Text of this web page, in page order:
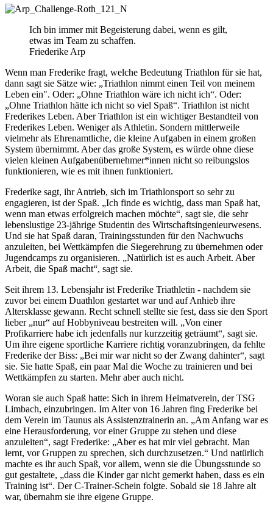
Ich bin immer mit Begeisterung dabei, wenn es gilt,
etwas im Team zu schaffen.
Friederike Arp
Wenn man Frederike fragt, welche Bedeutung Triathlon für sie hat,
dann sagt sie Sätze wie: „Triathlon nimmt einen Teil von meinem
Leben ein". Oder: „Ohne Triathlon wäre ich nicht ich“. Oder:
„Ohne Triathlon hätte ich nicht so viel Spaß“. Triathlon ist nicht
Frederikes Leben. Aber Triathlon ist ein wichtiger Bestandteil von
Frederikes Leben. Weniger als Athletin. Sondern mittlerweile
vielmehr als Ehrenamtliche, die kleine Aufgaben in einem großen
System übernimmt. Aber das große System, es würde ohne diese
vielen kleinen Aufgabenübernehmer*innen nicht so reibungslos
funktionieren, wie es mit ihnen funktioniert.
Frederike sagt, ihr Antrieb, sich im Triathlonsport so sehr zu
engagieren, ist der Spaß. „Ich finde es wichtig, dass man Spaß hat,
wenn man etwas erfolgreich machen möchte“, sagt sie, die sehr
lebenslustige 23-jährige Studentin des Wirtschaftsingenieurwesens.
Und sie hat Spaß daran, Trainingsstunden für den Nachwuchs
anzuleiten, bei Wettkämpfen die Siegerehrung zu übernehmen oder
Jugendcamps zu organisieren. „Natürlich ist es auch Arbeit. Aber
Arbeit, die Spaß macht“, sagt sie.
Seit ihrem 13. Lebensjahr ist Frederike Triathletin - nachdem sie
zuvor bei einem Duathlon gestartet war und auf Anhieb ihre
Altersklasse gewann. Recht schnell stellte sie fest, dass sie den Sport
lieber „nur“ auf Hobbyniveau bestreiten will. „Von einer
Profikarriere habe ich jedenfalls nur kurzzeitig geträumt“, sagt sie.
Um ihre eigene sportliche Karriere richtig voranzubringen, da fehlte
Frederike der Biss: „Bei mir war nicht so der Zwang dahinter“, sagt
sie. Sie hatte Spaß, ein paar Mal die Woche zu trainieren und bei
Wettkämpfen zu starten. Mehr aber auch nicht.
Woran sie auch Spaß hatte: Sich in ihrem Heimatverein, der TSG
Limbach, einzubringen. Im Alter von 16 Jahren fing Frederike bei
dem Verein im Taunus als Assistenztrainerin an. „Am Anfang war es
eine Herausforderung, vor einer Gruppe zu stehen und diese
anzuleiten“, sagt Frederike: „Aber es hat mir viel gebracht. Man
lernt, vor Gruppen zu sprechen, sich durchzusetzen.“ Und natürlich
machte es ihr auch Spaß, vor allem, wenn sie die Übungsstunde so
gut gestaltete, „dass die Kinder gar nicht gemerkt haben, dass es ein
Training ist“. Der C-Trainer-Schein folgte. Sobald sie 18 Jahre alt
war, übernahm sie ihre eigene Gruppe.